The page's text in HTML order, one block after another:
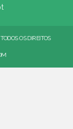
OS DIREITOS